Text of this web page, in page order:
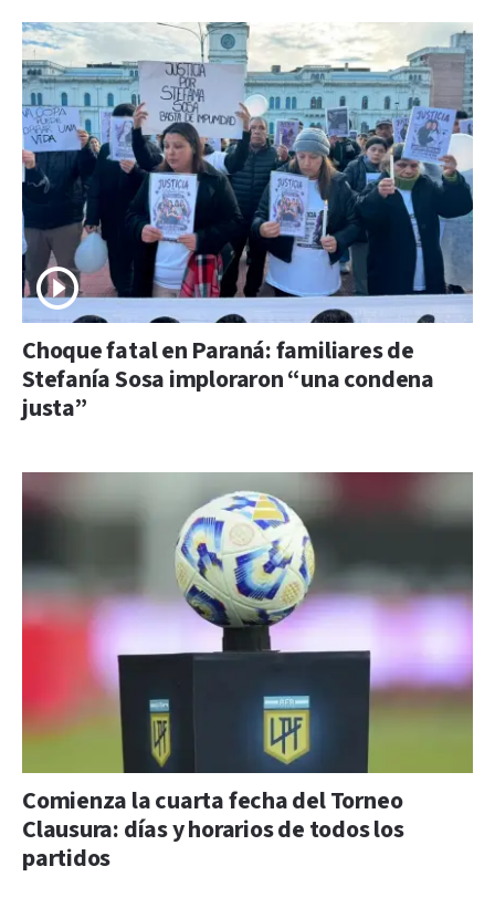
Choque fatal en Paraná: familiares de
Stefanía Sosa imploraron “una condena
justa”
Comienza la cuarta fecha del Torneo
Clausura: días y horarios de todos los
partidos